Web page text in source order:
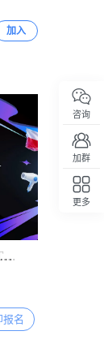
286
235
181
215
加入
【新势好商快入局 · 助力旺季赢增长】TikTok Shop美欧跨境POP招商大会·东莞站
报名
欧啦！爆单就在13国——2026TikTok Shop欧洲新势力峰会【青岛站】
报名
咨询
加群
更多